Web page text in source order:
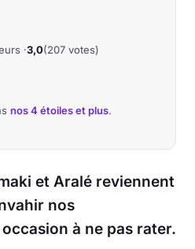
·3,0(207 votes)
nos 4 étoiles et plus.
et Aralé reviennent
nos
à ne pas rater.